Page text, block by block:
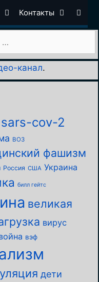
Контакты
канал.
sars-cov-2
ВОЗ
фашизм
Россия США Украина
билл гейтс
великая
вирус
вэф
дети